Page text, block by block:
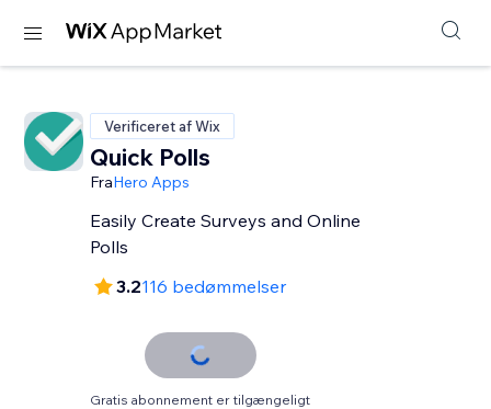
Verificeret af Wix
Quick Polls
FraHero Apps
Easily Create Surveys and Online
Polls
3.2116 bedømmelser
Gratis abonnement er tilgængeligt